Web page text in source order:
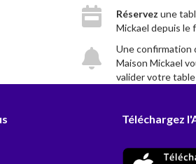
Réservez une
Mickael depuis le
Une confirmation
Maison Mickael
valider votre table
Téléchargez